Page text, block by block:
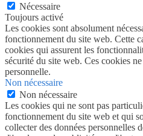
Nécessaire
Toujours activé
Les cookies sont absolument
fonctionnement du site web. Cette
cookies qui assurent les
sécurité du site web. Ces cookies
personnelle.
Non nécessaire
Non nécessaire
Les cookies qui ne sont pas
fonctionnement du site web et qui
collecter des données personnelles